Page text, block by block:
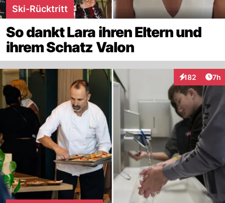
Ski-Rücktritt
So dankt Lara ihren Eltern und
ihrem Schatz Valon
182
Interaktionen
7h